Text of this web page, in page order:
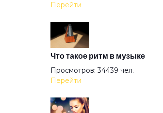
Место под солнцем
Многоточие
Перейти
Что такое ритм в музыке
Просмотров: 34439 чел.
Перейти